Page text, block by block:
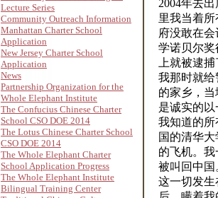
Lecture Series
Community Outreach Information
Manhattan Charter School
Application
New Jersey Charter School
Application
News
Partnership Organization for the
Whole Elephant Institute
The Confucius Chinese Charter
School CSO DOE 2014
The Lotus Chinese Charter School
CSO DOE 2014
The Whole Elephant Charter
School Application Progress
The Whole Elephant Institute
Bilingual Training Center
2004年去
里我当着
府没敢在
学诺贝尔
上就被逮
我那时就
的家乡，
是诚实的
我知道的
国的清华
的飞机。
被叫回中
这一切发生